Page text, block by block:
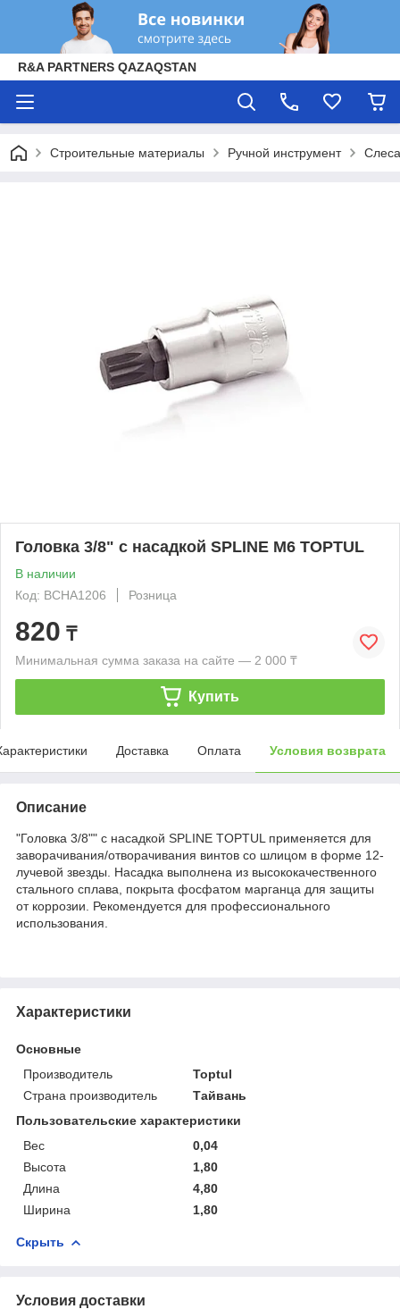
R&A PARTNERS QAZAQSTAN
Строительные материалы Ручной инструмент
Головка 3/8" с насадкой SPLINE M6 TOPTUL
В наличии
Код: BCHA1206
Розница
820 ₸
Минимальная сумма заказа на сайте — 2 000 ₸
Купить
Доставка Оплата Условия возврата
Описание
"Головка 3/8"" с насадкой SPLINE TOPTUL применяется для
заворачивания/отворачивания винтов со шлицом в форме 12-
лучевой звезды. Насадка выполнена из высококачественного
стального сплава, покрыта фосфатом марганца для защиты
от коррозии. Рекомендуется для профессионального
использования.
Характеристики
Основные
Производитель
Toptul
Страна производитель
Тайвань
Пользовательские характеристики
Вес
0,04
Высота
1,80
Длина
4,80
Ширина
1,80
Скрыть
Условия доставки